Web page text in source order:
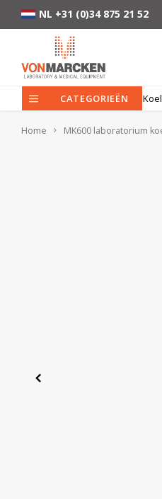
NL +31 (0)34 875 21 52
CATEGORIEËN
Home MK600 laboratorium